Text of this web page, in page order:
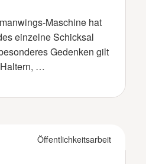
Maschine hat
einzelne Schicksal
Gedenken gilt
…
Öffentlichkeitsarbeit